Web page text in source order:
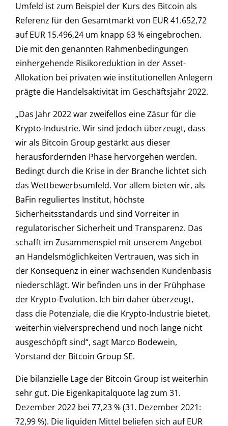
Umfeld ist zum Beispiel der Kurs des Bitcoin als
Referenz für den Gesamtmarkt von EUR 41.652,72
auf EUR 15.496,24 um knapp 63 % eingebrochen.
Die mit den genannten Rahmenbedingungen
einhergehende Risikoreduktion in der Asset-
Allokation bei privaten wie institutionellen Anlegern
prägte die Handelsaktivität im Geschäftsjahr 2022.
„Das Jahr 2022 war zweifellos eine Zäsur für die
Krypto-Industrie. Wir sind jedoch überzeugt, dass
wir als Bitcoin Group gestärkt aus dieser
herausfordernden Phase hervorgehen werden.
Bedingt durch die Krise in der Branche lichtet sich
das Wettbewerbsumfeld. Vor allem bieten wir, als
BaFin reguliertes Institut, höchste
Sicherheitsstandards und sind Vorreiter in
regulatorischer Sicherheit und Transparenz. Das
schafft im Zusammenspiel mit unserem Angebot
an Handelsmöglichkeiten Vertrauen, was sich in
der Konsequenz in einer wachsenden Kundenbasis
niederschlägt. Wir befinden uns in der Frühphase
der Krypto-Evolution. Ich bin daher überzeugt,
dass die Potenziale, die die Krypto-Industrie bietet,
weiterhin vielversprechend und noch lange nicht
ausgeschöpft sind“, sagt Marco Bodewein,
Vorstand der Bitcoin Group SE.
Die bilanzielle Lage der Bitcoin Group ist weiterhin
sehr gut. Die Eigenkapitalquote lag zum 31.
Dezember 2022 bei 77,23 % (31. Dezember 2021:
72,99 %). Die liquiden Mittel beliefen sich auf EUR